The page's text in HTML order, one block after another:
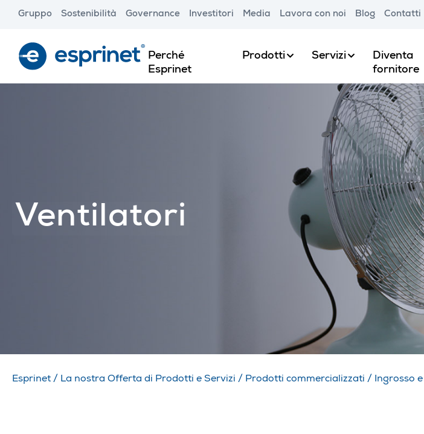
content
Gruppo Sostenibilità Governance Investitori Media Lavora con noi Blog Contatti
Perché
Esprinet
Prodotti Servizi
Diventa
fornitore
Ventilatori
Esprinet / La nostra Offerta di Prodotti e Servizi / Prodotti commercializzati / Ingrosso